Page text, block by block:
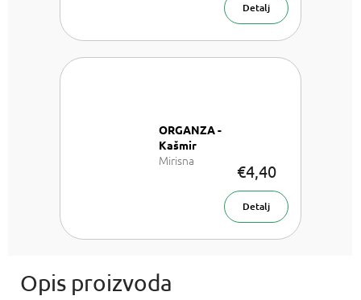
Detalj
ORGANZA -
Kašmir
Mirisna
€4,40
Detalj